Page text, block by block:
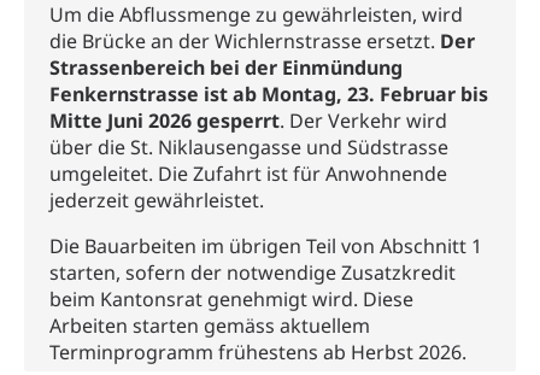
Um die Abflussmenge zu gewährleisten, wird
die Brücke an der Wichlernstrasse ersetzt. Der
Strassenbereich bei der Einmündung
Fenkernstrasse ist ab Montag, 23. Februar bis
Mitte Juni 2026 gesperrt. Der Verkehr wird
über die St. Niklausengasse und Südstrasse
umgeleitet. Die Zufahrt ist für Anwohnende
jederzeit gewährleistet.
Die Bauarbeiten im übrigen Teil von Abschnitt 1
starten, sofern der notwendige Zusatzkredit
beim Kantonsrat genehmigt wird. Diese
Arbeiten starten gemäss aktuellem
Terminprogramm frühestens ab Herbst 2026.
Kindes- und Erwachsenenschutz KESB
Kindes- und Erwachsenenschutzbehörden im
Kanton Luzern
Umwelt und Bauen
Abfall
Abfallentsorgung, Kehrichtabfuhr, Müllabfuhr
Abfall und Entsorgung
Gemeindeverbände für Abfallentsorgung
Boden, Natur und Landschaft
Bodenschutz, Landschaftsschutz, Gewässerschutz,
Naturschutz, Umweltschutz
Natur (Dienststelle Landwirtschaft und
Chemie und Gifte